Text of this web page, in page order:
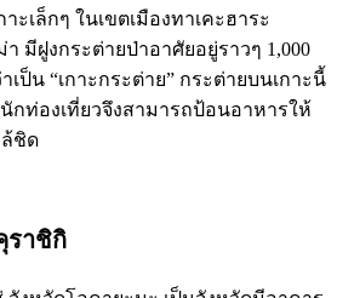
ะเล็กๆ ในเขตเมืองทาเคะฮาระ
า มีฝูงกระต่ายป่าอาศัยอยู่ราวๆ 1,000
ป็น “เกาะกระต่าย” กระต่ายบนเกาะนี้
กท่องเที่ยวจึงสามารถป้อนอาหารให้
ล้ชิด
ราชิกิ